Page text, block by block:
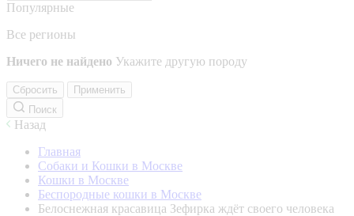
Популярные
Все регионы
Ничего не найдено Укажите другую породу
Сбросить
Применить
Поиск
Назад
Главная
Собаки и Кошки в Москве
Кошки в Москве
Беспородные кошки в Москве
Белоснежная красавица Зефирка ждёт своего человека